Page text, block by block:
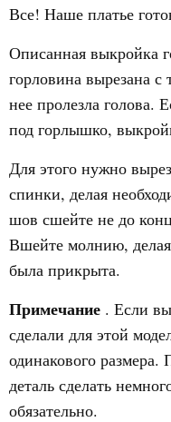
Все! Наше платье
Описанная выкройка
горловина вырезана с
нее пролезла голова.
под горлышко,
Для этого нужно
спинки, делая
шов сшейте не до
Вшейте молнию,
была прикрыта.
Примечание . Если
сделали для этой
одинакового
деталь сделать
обязательно.